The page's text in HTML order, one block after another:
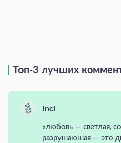
Топ-3 лучших
Inci
«любовь — светлая,
разрушаюшая — это